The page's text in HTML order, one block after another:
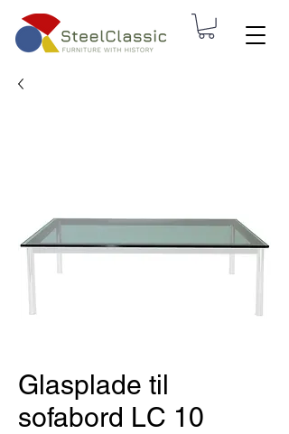
Glasplade til
sofabord LC 10